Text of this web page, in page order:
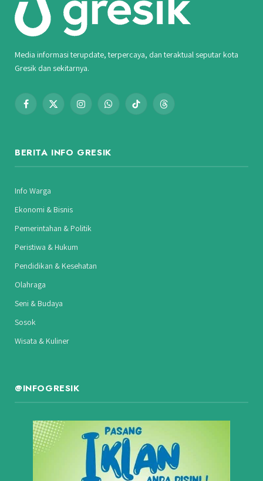
Media informasi terupdate, terpercaya, dan teraktual seputar kota
Gresik dan sekitarnya.
Facebook
X
InstagramWhatsAppTikTok Threads
BERITA INFO GRESIK
Info Warga
Ekonomi & Bisnis
Pemerintahan & Politik
Peristiwa & Hukum
Pendidikan & Kesehatan
Olahraga
Seni & Budaya
Sosok
Wisata & Kuliner
@INFOGRESIK